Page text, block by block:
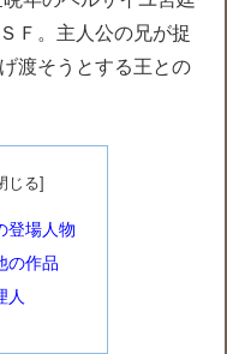
Ｆ。主人公の兄が捉
渡そうとする王との
登場人物
の作品
人